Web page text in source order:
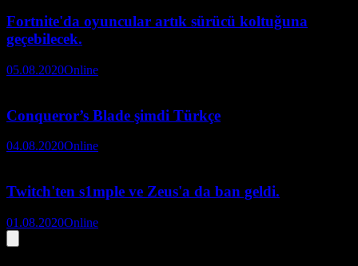
Fortnite'da oyuncular artık sürücü koltuğuna
geçebilecek.
05.08.2020Online
Conqueror’s Blade şimdi Türkçe
04.08.2020Online
Twitch'ten s1mple ve Zeus'a da ban geldi.
01.08.2020Online